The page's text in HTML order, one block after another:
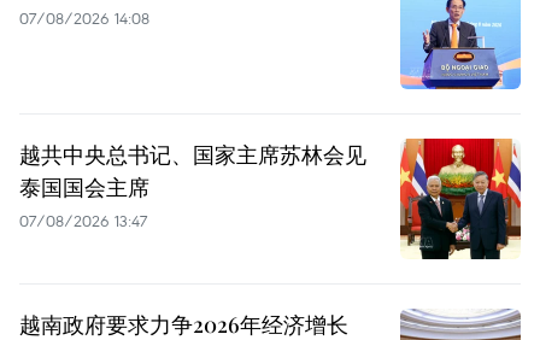
07/08/2026 14:08
越共中央总书记、国家主席苏林会见
泰国国会主席
07/08/2026 13:47
越南政府要求力争2026年经济增长